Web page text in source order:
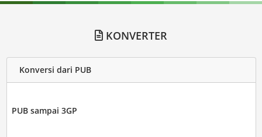
KONVERTER
Konversi dari PUB
PUB sampai 3GP